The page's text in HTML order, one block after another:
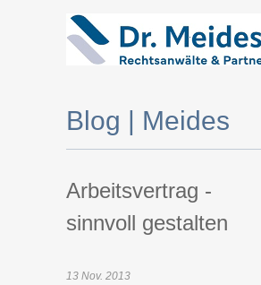
Blog | Meides
Arbeitsvertrag -
sinnvoll gestalten
13 Nov. 2013